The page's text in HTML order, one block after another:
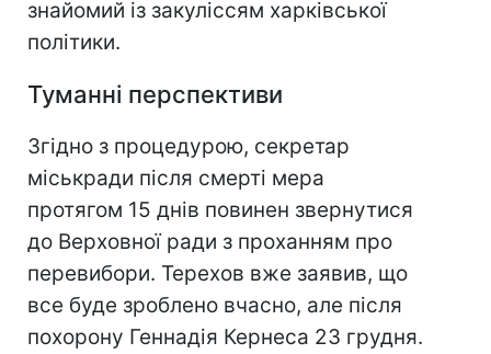
знайомий із закуліссям харківської
політики.
Туманні перспективи
Згідно з процедурою, секретар
міськради після смерті мера
протягом 15 днів повинен звернутися
до Верховної ради з проханням про
перевибори. Терехов вже заявив, що
все буде зроблено вчасно, але після
похорону Геннадія Кернеса 23 грудня.